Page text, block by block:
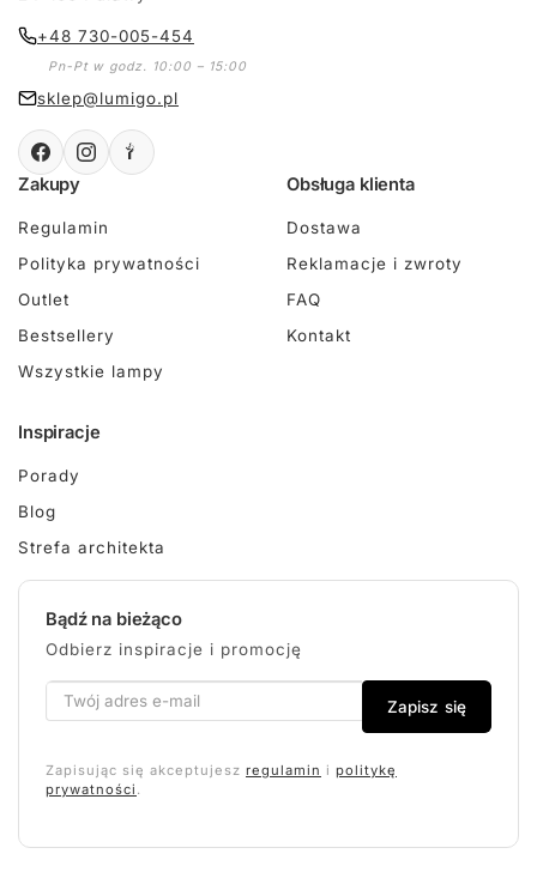
+48 730-005-454
Pn-Pt w godz. 10:00 – 15:00
sklep@lumigo.pl
Zakupy
Regulamin
Polityka prywatności
Outlet
Bestsellery
Wszystkie lampy
Obsługa klienta
Dostawa
Reklamacje i zwroty
FAQ
Kontakt
Inspiracje
Porady
Blog
Strefa architekta
Bądź na bieżąco
Odbierz inspiracje i promocję
Zapisz się
Zapisując się akceptujesz regulamin i politykę
prywatności .